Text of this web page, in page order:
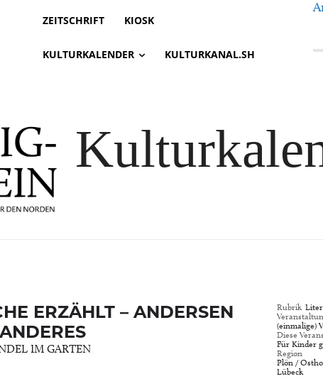
ZEITSCHRIFT KIOSK
KULTURKALENDER KULTURKANAL.SH
ERZÄHLT – ANDERSEN
IM GARTEN
Rubrik
(einmalige)
Diese
Für Kinder
Region
Plön /
Lübeck